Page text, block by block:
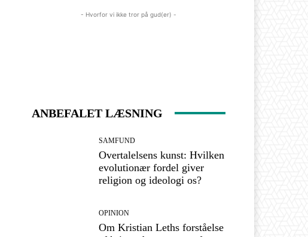
- Hvorfor vi ikke tror på gud(er) -
ANBEFALET LÆSNING
SAMFUND
Overtalelsens kunst: Hvilken
evolutionær fordel giver
religion og ideologi os?
OPINION
Om Kristian Leths forståelse